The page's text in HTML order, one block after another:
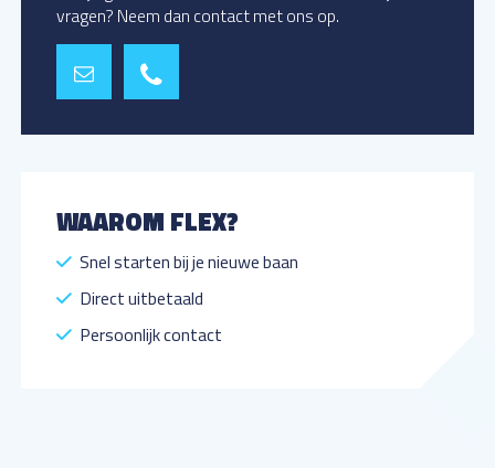
vragen? Neem dan contact met ons op.
WAAROM FLEX?
Snel starten bij je nieuwe baan
Direct uitbetaald
Persoonlijk contact